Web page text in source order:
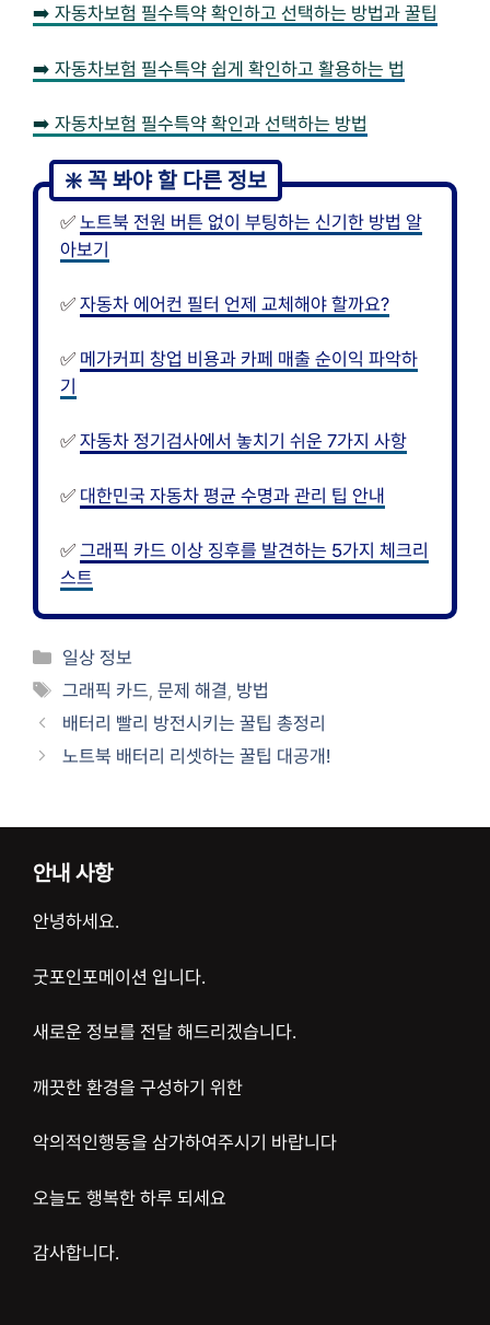
➡️ 자동차보험 필수특약 확인하고 선택하는 방법과 꿀팁
➡️ 자동차보험 필수특약 쉽게 확인하고 활용하는 법
➡️ 자동차보험 필수특약 확인과 선택하는 방법
✅ 노트북 전원 버튼 없이 부팅하는 신기한 방법 알
아보기
✅ 자동차 에어컨 필터 언제 교체해야 할까요?
✅ 메가커피 창업 비용과 카페 매출 순이익 파악하
기
✅ 자동차 정기검사에서 놓치기 쉬운 7가지 사항
✅ 대한민국 자동차 평균 수명과 관리 팁 안내
✅ 그래픽 카드 이상 징후를 발견하는 5가지 체크리
스트
카
테
리
일상 정보
태
그
그래픽 카드,문제 해결, 방법
배터리 빨리 방전시키는 꿀팁 총정리
노트북 배터리 리셋하는 꿀팁 대공개!
안내 사항
안녕하세요.
굿포인포메이션 입니다.
새로운 정보를 전달 해드리겠습니다.
깨끗한 환경을 구성하기 위한
악의적인행동을 삼가하여주시기 바랍니다
오늘도 행복한 하루 되세요
감사합니다.